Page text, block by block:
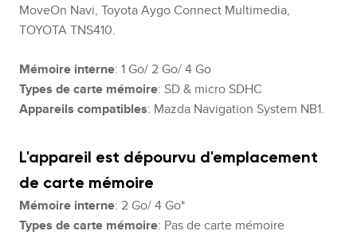
MoveOn Navi, Toyota Aygo Connect Multimedia,
TOYOTA TNS410.
Mémoire interne: 1 Go/ 2 Go/ 4 Go
Types de carte mémoire: SD & micro SDHC
Appareils compatibles: Mazda Navigation System NB1.
L'appareil est dépourvu d'emplacement
de carte mémoire
Mémoire interne: 2 Go/ 4 Go*
Types de carte mémoire: Pas de carte mémoire